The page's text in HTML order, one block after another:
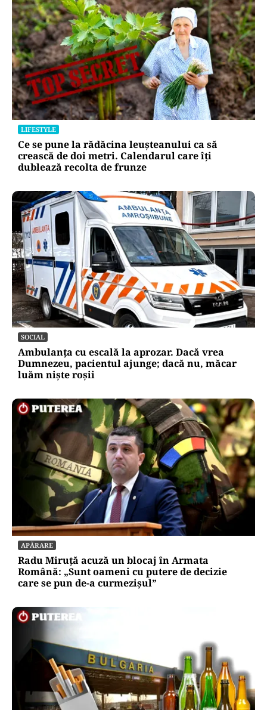
LIFESTYLE
Ce se pune la rădăcina leușteanului ca să
crească de doi metri. Calendarul care îți
dublează recolta de frunze
SOCIAL
Ambulanța cu escală la aprozar. Dacă vrea
Dumnezeu, pacientul ajunge; dacă nu, măcar
luăm niște roșii
APĂRARE
Radu Miruță acuză un blocaj în Armata
Română: „Sunt oameni cu putere de decizie
care se pun de-a curmezișul”